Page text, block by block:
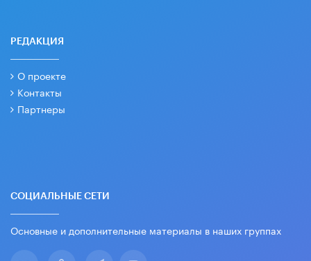
РЕДАКЦИЯ
О проекте
Контакты
Партнеры
СОЦИАЛЬНЫЕ СЕТИ
Основные и дополнительные материалы в наших группах